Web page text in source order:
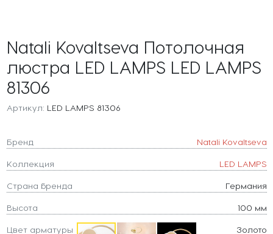
Natali Kovaltseva Потолочная
люстра LED LAMPS LED LAMPS
81306
Артикул: LED LAMPS 81306
Бренд Natali Kovaltseva
Коллекция LED LAMPS
Страна бренда Германия
Высота 100 мм
Цвет арматуры Золото